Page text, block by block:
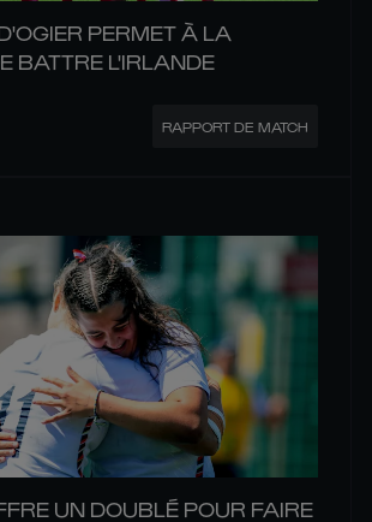
PERMET À LA
BATTRE L'IRLANDE
RAPPORT DE MATCH
UN DOUBLÉ POUR FAIRE